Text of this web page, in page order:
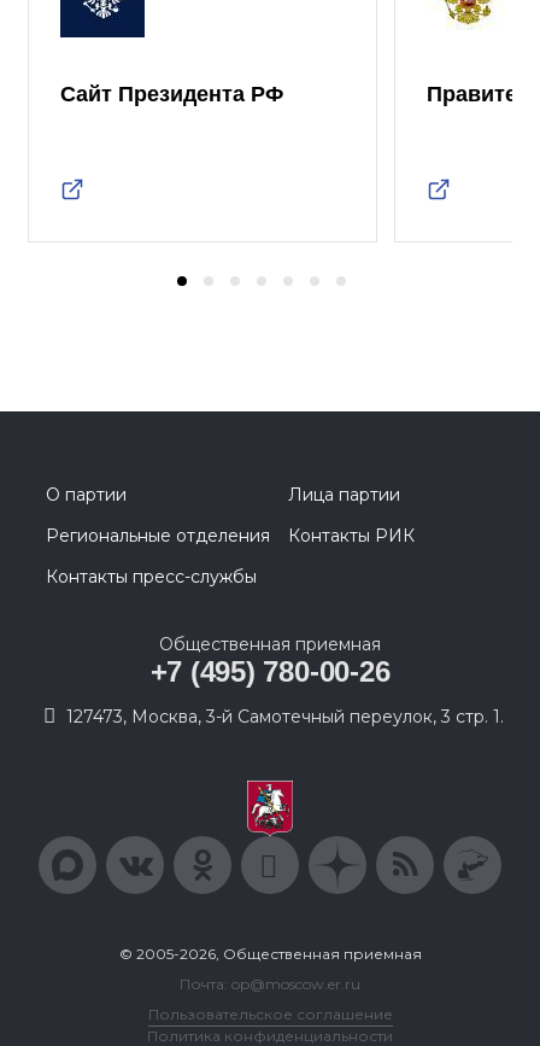
Сайт Президента РФ
О партии
Лица партии
Региональные отделения
Контакты РИК
Контакты пресс-службы
Общественная приемная
+7 (495) 780-00-26
127473, Москва, 3-й Самотечный переулок, 3 стр. 1.
© 2005-2026, Общественная приемная
Почта: op@moscow.er.ru
Пользовательское соглашение
Политика конфиденциальности